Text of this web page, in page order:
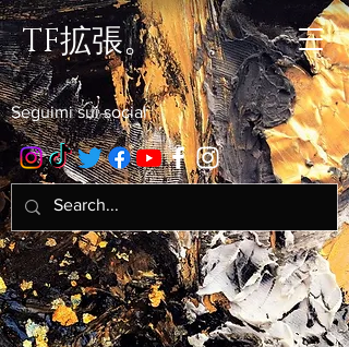
TF拡張。
Seguimi sui social